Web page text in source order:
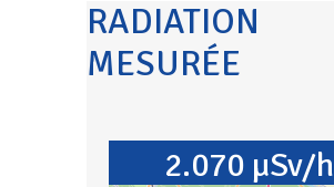
RADIATION
MESURÉE
2.070 µSv/h